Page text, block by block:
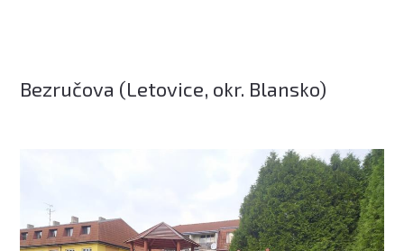
Bezručova (Letovice, okr. Blansko)